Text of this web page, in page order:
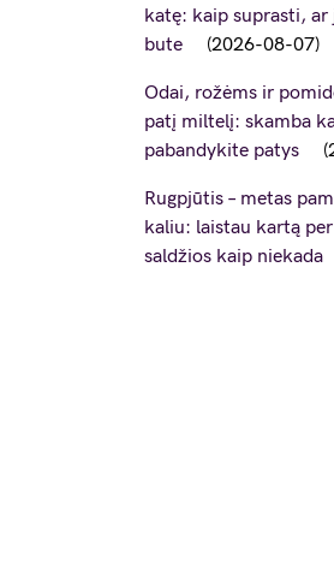
katę: kaip suprasti, ar
bute
2026-08-07
Odai, rožėms ir
patį miltelį: skamba
pabandykite patys
Rugpjūtis – metas
kaliu: laistau kartą
saldžios kaip niekada